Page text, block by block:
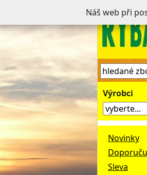
Výrobci
Novinky
Sleva
Náš web při